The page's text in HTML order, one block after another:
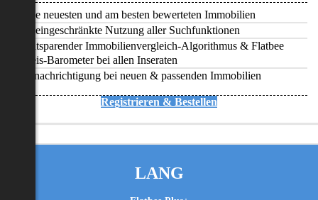
Alle neuesten und am besten bewerteten Immobilien
Uneingeschränkte Nutzung aller Suchfunktionen
Zeitsparender Immobilienvergleich-Algorithmus & Flatbee
Preis-Barometer bei allen Inseraten
Benachrichtigung bei neuen & passenden Immobilien
Registrieren & Bestellen
LANG